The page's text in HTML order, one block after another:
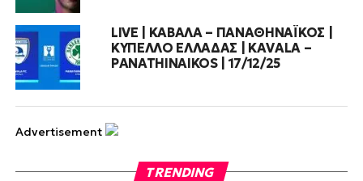
LIVE | ΚΑΒΑΛΑ – ΠΑΝΑΘΗΝΑΪΚΟΣ |
ΚΥΠΕΛΛΟ ΕΛΛΑΔΑΣ | KAVALA –
PANATHINAIKOS | 17/12/25
Advertisement
TRENDING